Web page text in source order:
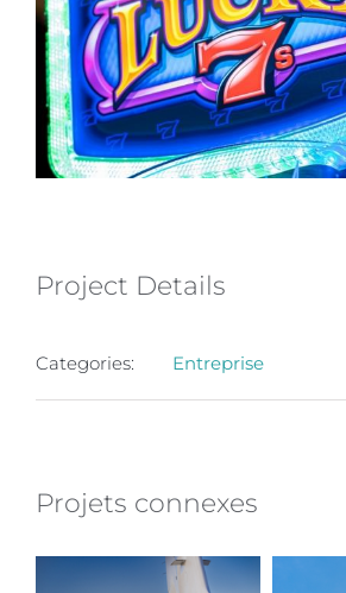
Project Details
Categories: Entreprise
Projets connexes